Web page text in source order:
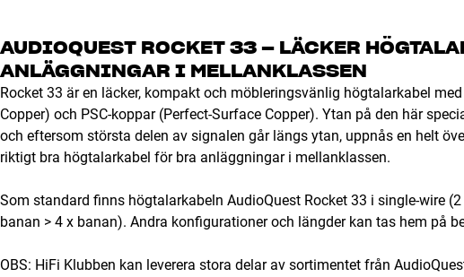
AUDIOQUEST ROCKET 33 – LÄCKER
ANLÄGGNINGAR I MELLANKLASSEN
Rocket 33 är en läcker, kompakt och möbleringsvänlig högtalarkabel
Copper) och PSC-koppar (Perfect-Surface Copper). Ytan på den här
och eftersom största delen av signalen går längs ytan, uppnås en helt
riktigt bra högtalarkabel för bra anläggningar i mellanklassen.
Som standard finns högtalarkabeln AudioQuest Rocket 33 i single-wire
banan > 4 x banan). Andra konfigurationer och längder kan tas hem på
OBS: HiFi Klubben kan leverera stora delar av sortimentet från